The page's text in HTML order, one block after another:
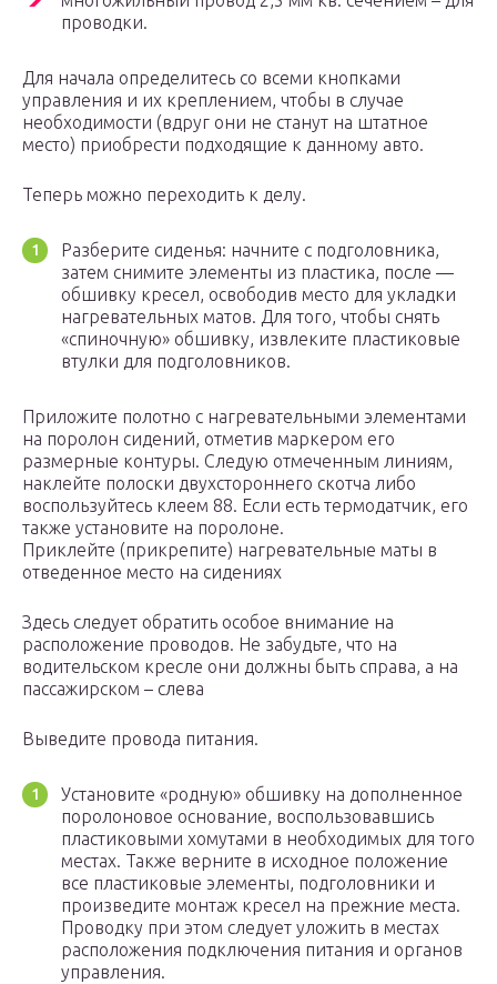
проводки.
Для начала определитесь со всеми кнопками
управления и их креплением, чтобы в случае
необходимости (вдруг они не станут на штатное
место) приобрести подходящие к данному авто.
Теперь можно переходить к делу.
Разберите сиденья: начните с подголовника,
затем снимите элементы из пластика, после —
обшивку кресел, освободив место для укладки
нагревательных матов. Для того, чтобы снять
«спиночную» обшивку, извлеките пластиковые
втулки для подголовников.
Приложите полотно с нагревательными элементами
на поролон сидений, отметив маркером его
размерные контуры. Следую отмеченным линиям,
наклейте полоски двухстороннего скотча либо
воспользуйтесь клеем 88. Если есть термодатчик, его
также установите на поролоне.
Приклейте (прикрепите) нагревательные маты в
отведенное место на сидениях
Здесь следует обратить особое внимание на
расположение проводов. Не забудьте, что на
водительском кресле они должны быть справа, а на
пассажирском – слева
Выведите провода питания.
Установите «родную» обшивку на дополненное
поролоновое основание, воспользовавшись
пластиковыми хомутами в необходимых для того
местах. Также верните в исходное положение
все пластиковые элементы, подголовники и
произведите монтаж кресел на прежние места.
Проводку при этом следует уложить в местах
расположения подключения питания и органов
управления.